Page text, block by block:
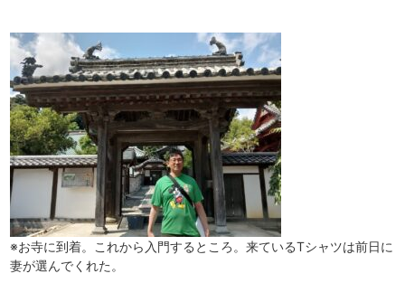
※お寺に到着。これから入門するところ。来ているTシャツは前日に
妻が選んでくれた。